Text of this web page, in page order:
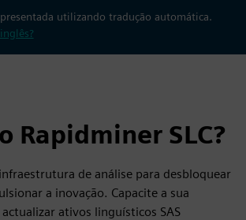
utilizando tradução automática.
Rapidminer SLC?
de análise para desbloquear
a inovação. Capacite a sua
ativos linguísticos SAS